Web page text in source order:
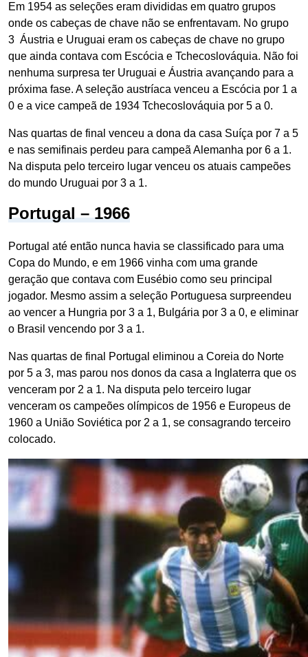
Em 1954 as seleções eram divididas em quatro grupos
onde os cabeças de chave não se enfrentavam. No grupo
3 Áustria e Uruguai eram os cabeças de chave no grupo
que ainda contava com Escócia e Tchecoslováquia. Não foi
nenhuma surpresa ter Uruguai e Áustria avançando para a
próxima fase. A seleção austríaca venceu a Escócia por 1 a
0 e a vice campeã de 1934 Tchecoslováquia por 5 a 0.
Nas quartas de final venceu a dona da casa Suíça por 7 a 5
e nas semifinais perdeu para campeã Alemanha por 6 a 1.
Na disputa pelo terceiro lugar venceu os atuais campeões
do mundo Uruguai por 3 a 1.
Portugal – 1966
Portugal até então nunca havia se classificado para uma
Copa do Mundo, e em 1966 vinha com uma grande
geração que contava com Eusébio como seu principal
jogador. Mesmo assim a seleção Portuguesa surpreendeu
ao vencer a Hungria por 3 a 1, Bulgária por 3 a 0, e eliminar
o Brasil vencendo por 3 a 1.
Nas quartas de final Portugal eliminou a Coreia do Norte
por 5 a 3, mas parou nos donos da casa a Inglaterra que os
venceram por 2 a 1. Na disputa pelo terceiro lugar
venceram os campeões olímpicos de 1956 e Europeus de
1960 a União Soviética por 2 a 1, se consagrando terceiro
colocado.